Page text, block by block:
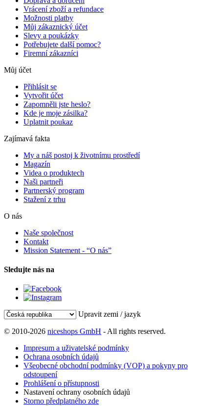
Vrácení zboží a refundace
Možnosti platby
Můj zákaznický účet
Slevy a poukázky
Potřebujete další pomoc?
Firemní zákazníci
Můj účet
Přihlásit se
Vytvořit účet
Zapomněli jste heslo?
Kde je moje zásilka?
Uplatnit poukaz
Zajímavá fakta
My a náš postoj k životnímu prostředí
Magazín
Videa o produktech
Naši partneři
Partnerský program
Stažení z trhu
O nás
Naše společnost
Kontakt
Mission Statement - “O nás”
Sledujte nás na
Upravit zemi / jazyk
© 2010-2026 niceshops GmbH - All rights reserved.
Impresum a uživatelské podmínky
Ochrana osobních údajů
Všeobecné obchodní podmínky (VOP) a pokyny pro
odstoupení
Prohlášení o přístupnosti
Nastavení ochrany osobních údajů
Storno předplatného zde